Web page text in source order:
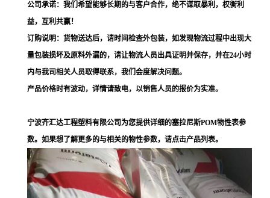
公司承诺：我们希望能够长期的与客户合作，绝不谋取暴利，权衡利
益，互利共赢！
订购说明：货物送达后，请时间检查外包装，如发现物流过程中出现大
量包装损坏及原料外漏的，请让物流人员出具证明并保存，并在24小时
内与我司相关人员取得联系，我们会度解决问题。
产品价格时有波动，详情请致电，以销售人员的报价为实准。
宁波齐汇达工程塑料有限公司为您提供详细的塞拉尼斯POM物性表参
数。如果想了解更多的与相关的物性参数，请点击产品列表。